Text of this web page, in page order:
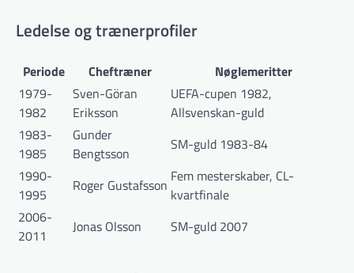
Ledelse og trænerprofiler
Periode Cheftræner
Nøglemeritter
1979-
1982
Sven-Göran
Eriksson
UEFA-cupen 1982,
Allsvenskan-guld
1983-
1985
Gunder
Bengtsson
SM-guld 1983-84
1990-
1995
Roger Gustafsson Fem mesterskaber, CL-
kvartfinale
2006-
2011
Jonas Olsson SM-guld 2007